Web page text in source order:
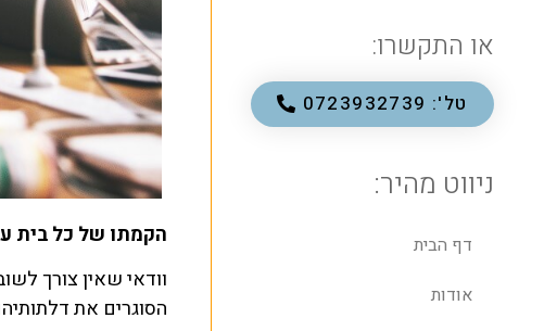
או התקשרו:
טל': 0723932739
ניווט מהיר:
דף הבית
אודות
הקמתו של כל בית
וודאי שאין צורך
הסוגרים את